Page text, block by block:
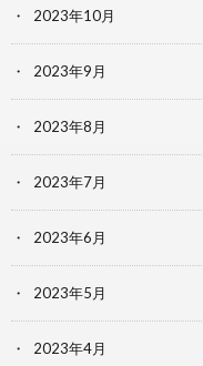
2023年10月
2023年9月
2023年8月
2023年7月
2023年6月
2023年5月
2023年4月